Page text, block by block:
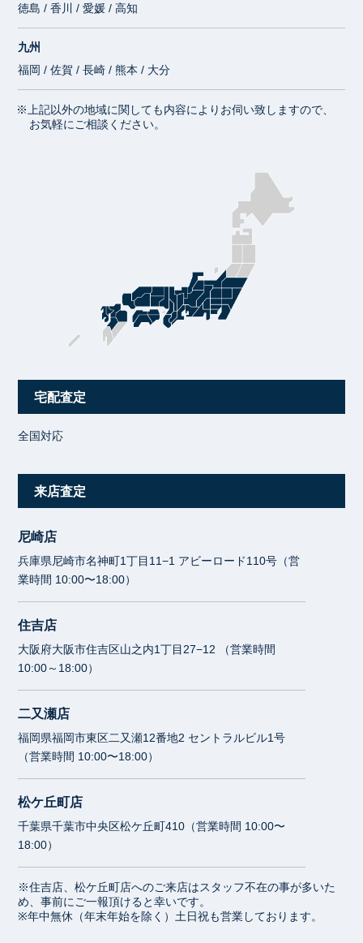
徳島 / 香川 / 愛媛 / 高知
九州
福岡 / 佐賀 / 長崎 / 熊本 / 大分
※上記以外の地域に関しても内容によりお伺い致しますので、
お気軽にご相談ください。
宅配査定
全国対応
来店査定
尼崎店
兵庫県尼崎市名神町1丁目11−1 アビーロード110号（営
業時間 10:00〜18:00）
住吉店
大阪府大阪市住吉区山之内1丁目27−12 （営業時間
10:00～18:00）
二又瀬店
福岡県福岡市東区二又瀬12番地2 セントラルビル1号
（営業時間 10:00〜18:00）
松ケ丘町店
千葉県千葉市中央区松ケ丘町410（営業時間 10:00〜
18:00）
※住吉店、松ケ丘町店へのご来店はスタッフ不在の事が多いた
め、事前にご一報頂けると幸いです。
※年中無休（年末年始を除く）土日祝も営業しております。